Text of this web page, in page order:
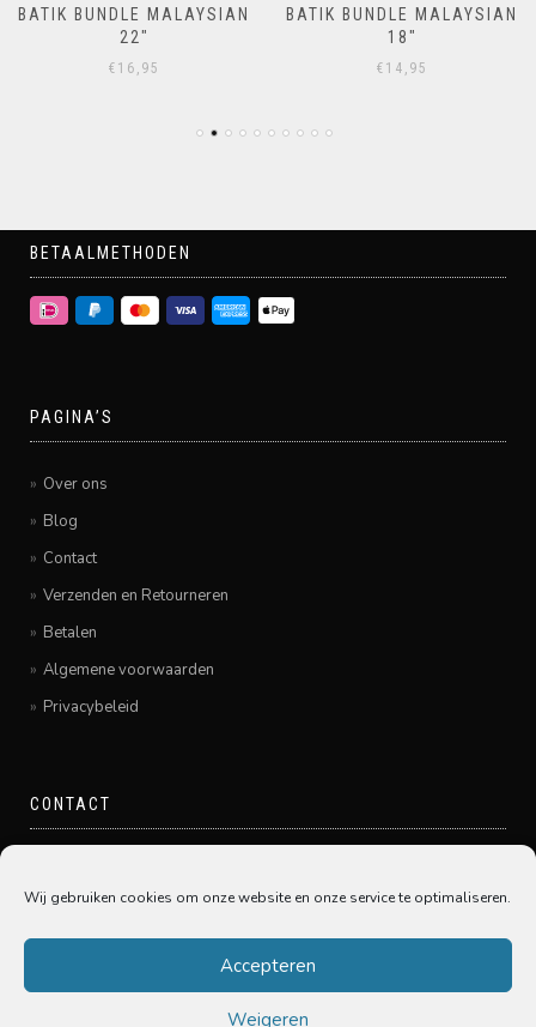
Wij gebruiken cookies om onze website en onze service te optimaliseren.
Accepteren
Weigeren
BATIK BUNDLE MALAYSIAN
22″
€ 16,95
BATIK BUNDLE MALAYSIAN
18″
€ 14,95
BETAALMETHODEN
PAGINA’S
Over ons
Blog
Contact
Verzenden en Retourneren
Betalen
Algemene voorwaarden
Privacybeleid
CONTACT
Grote Spuistraat 20
078-6450005